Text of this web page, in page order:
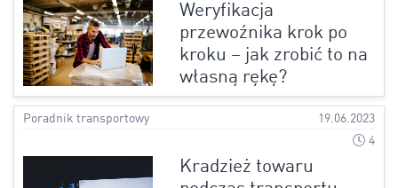
Weryfikacja
przewoźnika krok po
kroku – jak zrobić to na
własną rękę?
Poradnik transportowy
19.06.2023
4
Kradzież towaru